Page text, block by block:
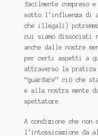
IL VANGELO DI FILIPPO
EMILIA ROMAGNA-MARCHE-
FASTBOOK
IL GIARDINO DEI LIBRI
MACROLIBRARSI
facilmente compreso
sotto l’influenza di
che illegali)
cui siamo dissociati
anche dalle nostre
per certi aspetti a
attraverso la pratica
“guardare” ciò che
e alla nostra mente
spettatore.
A condizione che
l’intossicazione da